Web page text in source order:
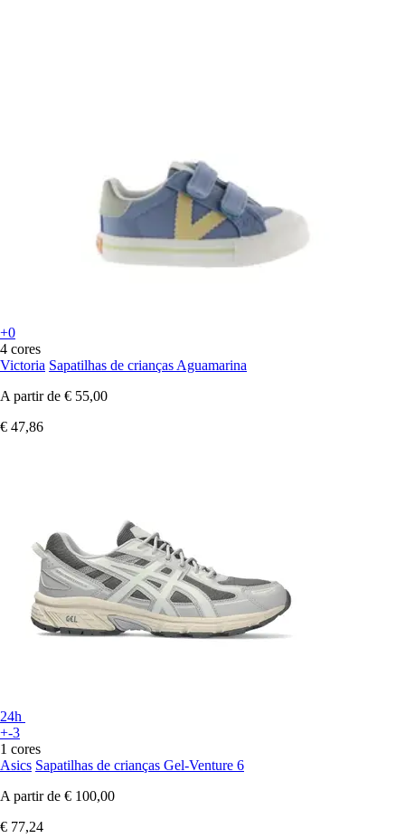
+0
4 cores
Victoria Sapatilhas de crianças Aguamarina
A partir de € 55,00
€ 47,86
24h
+-3
1 cores
Asics Sapatilhas de crianças Gel-Venture 6
A partir de € 100,00
€ 77,24